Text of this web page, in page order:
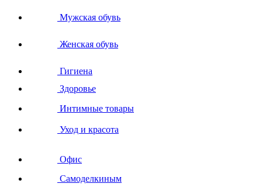
Мужская обувь
Женская обувь
Гигиена
Здоровье
Интимные товары
Уход и красота
Офис
Самоделкиным